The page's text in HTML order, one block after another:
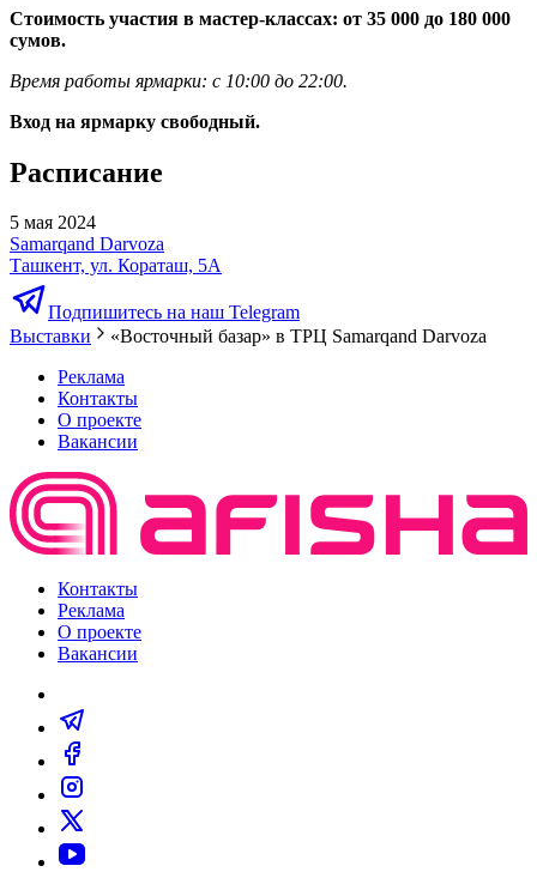
Стоимость участия в мастер-классах: от 35 000 до 180 000
сумов.
Время работы ярмарки: с 10:00 до 22:00.
Вход на ярмарку свободный.
Расписание
5 мая 2024
Samarqand Darvoza
Ташкент, ул. Кораташ, 5А
Подпишитесь на наш Telegram
Выставки
«Восточный базар» в ТРЦ Samarqand Darvoza
Реклама
Контакты
О проекте
Вакансии
Контакты
Реклама
О проекте
Вакансии